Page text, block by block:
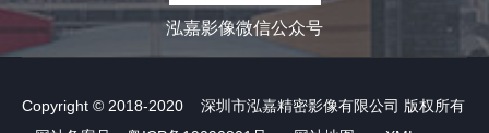
泓嘉影像微信公众号
Copyright © 2018-2020 深圳市泓嘉精密影像有限公司 版权所有